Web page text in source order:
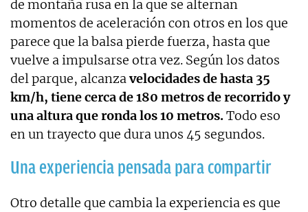
de montaña rusa en la que se alternan
momentos de aceleración con otros en los que
parece que la balsa pierde fuerza, hasta que
vuelve a impulsarse otra vez. Según los datos
del parque, alcanzavelocidades de hasta 35
km/h, tiene cerca de 180 metros de recorrido y
una altura que ronda los 10 metros.Todo eso
en un trayecto que dura unos 45 segundos.
Una experiencia pensada para compartir
Otro detalle que cambia la experiencia es que